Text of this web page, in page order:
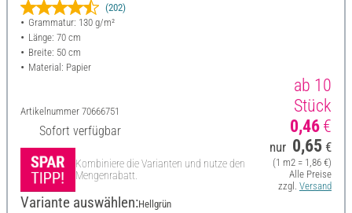
(202)
Grammatur: 130 g/m²
Länge: 70 cm
Breite: 50 cm
Material: Papier
Artikelnummer 70666751
Sofort verfügbar
Kombiniere die Varianten und nutze den
Mengenrabatt.
ab 10
Stück
0,46€
nur 0,65 €
(1 m2 = 1,86 €)
Alle Preise
zzgl. Versand
Variante auswählen:Hellgrün